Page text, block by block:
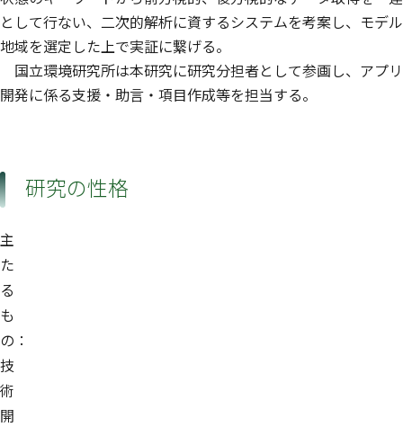
として行ない、二次的解析に資するシステムを考案し、モデル
地域を選定した上で実証に繋げる。
国立環境研究所は本研究に研究分担者として参画し、アプリ
開発に係る支援・助言・項目作成等を担当する。
研究の性格
主
た
る
も
の：
技
術
開